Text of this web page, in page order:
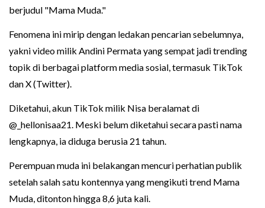
berjudul "Mama Muda."
Fenomena ini mirip dengan ledakan pencarian sebelumnya,
yakni video milik Andini Permata yang sempat jadi trending
topik di berbagai platform media sosial, termasuk TikTok
dan X (Twitter).
Diketahui, akun TikTok milik Nisa beralamat di
@_hellonisaa21. Meski belum diketahui secara pasti nama
lengkapnya, ia diduga berusia 21 tahun.
Perempuan muda ini belakangan mencuri perhatian publik
setelah salah satu kontennya yang mengikuti trend Mama
Muda, ditonton hingga 8,6 juta kali.